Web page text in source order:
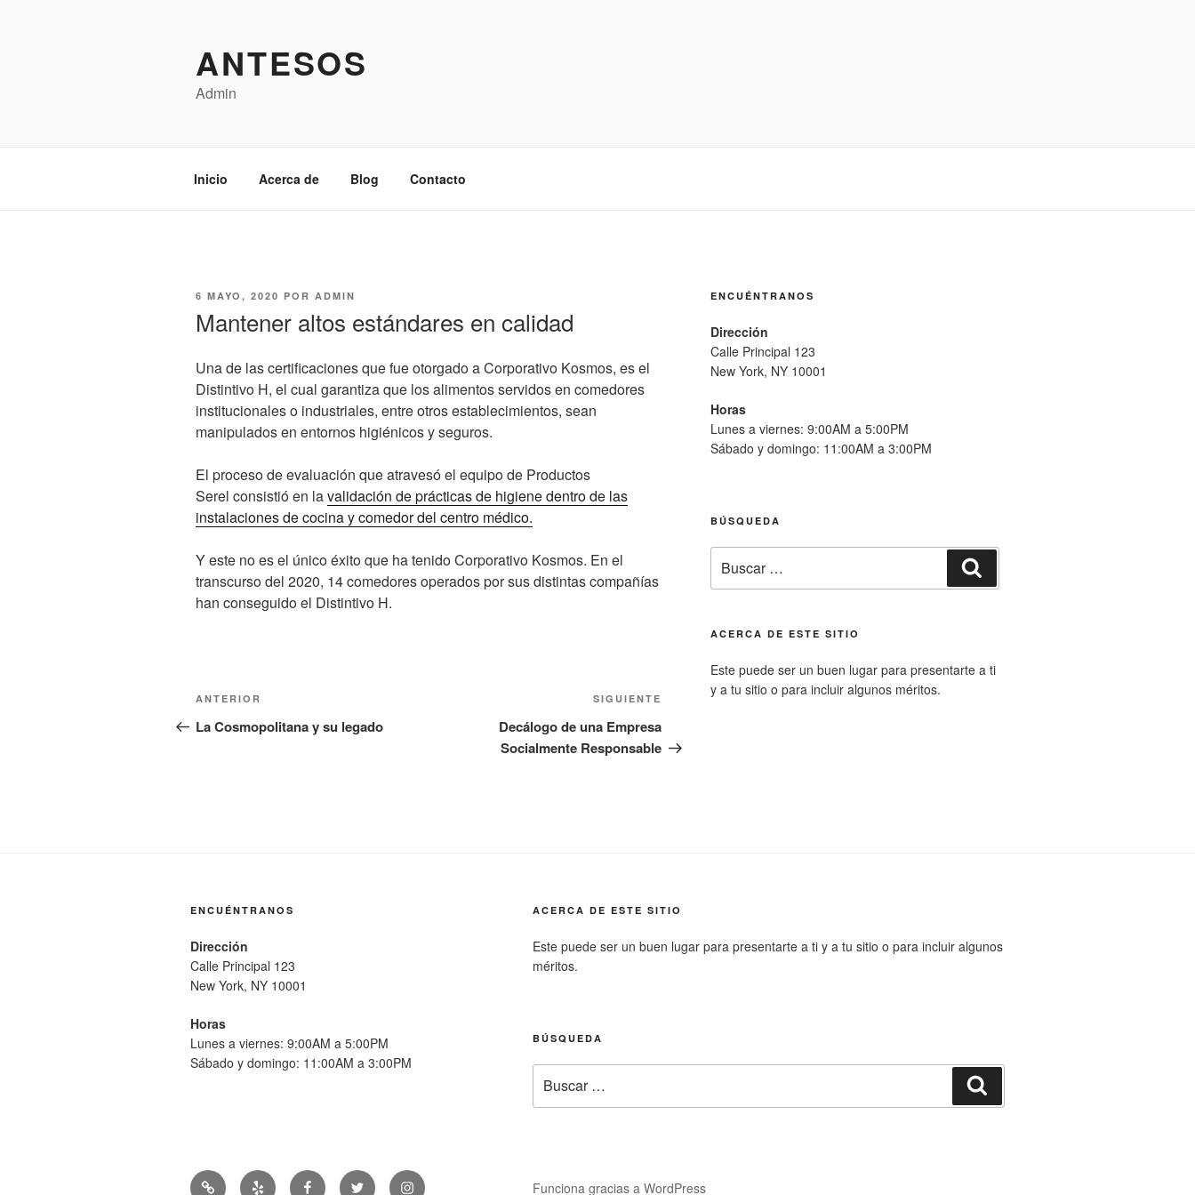
ANTESOS
Admin
Inicio Acerca de Blog Contacto
PUBLICADO
6 MAYO, 2020 POR ADMIN
Mantener altos estándares en calidad
Una de las certificaciones que fue otorgado a Corporativo Kosmos, es el
Distintivo H, el cual garantiza que los alimentos servidos en comedores
institucionales o industriales, entre otros establecimientos, sean
manipulados en entornos higiénicos y seguros.
El proceso de evaluación que atravesó el equipo de Productos
Serel consistió en lavalidación de prácticas de higiene dentro de las
instalaciones de cocina y comedor del centro médico.
Y este no es el único éxito que ha tenido Corporativo Kosmos. En el
transcurso del 2020, 14 comedores operados por sus distintas compañías
han conseguido el Distintivo H.
Navegación
de
Entrada
anterior:
ANTERIOR
La Cosmopolitana y su legado
Siguiente
entrada
SIGUIENTE
Decálogo de una Empresa
Socialmente Responsable
ENCUÉNTRANOS
Dirección
Calle Principal 123
New York, NY 10001
Horas
Lunes a viernes: 9:00AM a 5:00PM
Sábado y domingo: 11:00AM a 3:00PM
BÚSQUEDA
por:
ACERCA DE ESTE SITIO
Este puede ser un buen lugar para presentarte a ti
y a tu sitio o para incluir algunos méritos.
ENCUÉNTRANOS
Dirección
Calle Principal 123
New York, NY 10001
Horas
Lunes a viernes: 9:00AM a 5:00PM
Sábado y domingo: 11:00AM a 3:00PM
ACERCA DE ESTE SITIO
Este puede ser un buen lugar para presentarte a ti y a tu sitio o para incluir algunos
méritos.
BÚSQUEDA
por:
Noticias Yelp FacebookTwitter Instagram Funciona gracias a WordPress